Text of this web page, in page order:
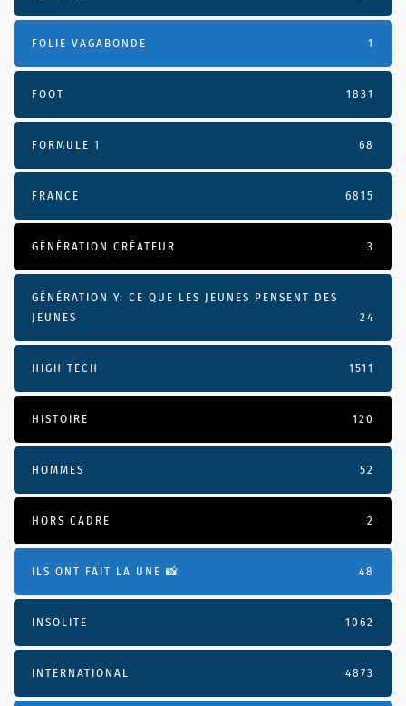
FOLIE VAGABONDE 1
FOOT 1831
FORMULE 1 68
FRANCE 6815
GÉNÉRATION CRÉATEUR 3
GÉNÉRATION Y: CE QUE LES JEUNES PENSENT DES
JEUNES
24
HIGH TECH 1511
HISTOIRE 120
HOMMES 52
HORS CADRE 2
ILS ONT FAIT LA UNE 📸 48
INSOLITE 1062
INTERNATIONAL 4873